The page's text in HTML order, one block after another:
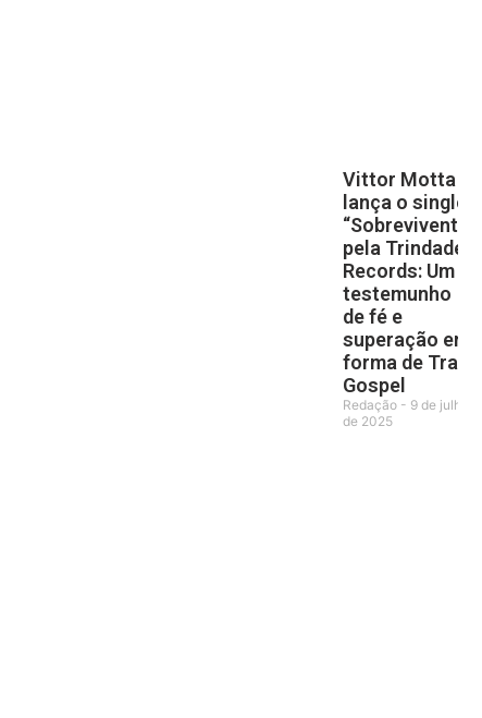
Vittor Motta
lança o single
“Sobrevivente”
pela Trindade
Records: Um
testemunho
de fé e
superação em
forma de Trap
Gospel
Redação
9 de julho
de 2025